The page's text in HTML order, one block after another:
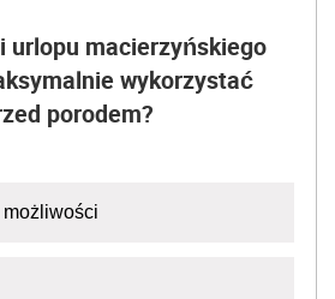
urlopu macierzyńskiego
wykorzystać
porodem?